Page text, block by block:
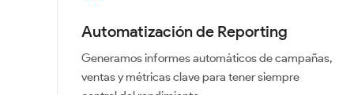
Automatización de Reporting
Generamos informes automáticos de campañas,
ventas y métricas clave para tener siempre